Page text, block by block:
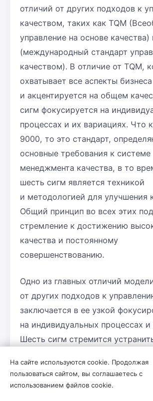
отличий от других подходов к
качеством, таких как TQM
управление на основе качества)
(международный стандарт
качеством). В отличие от TQM,
охватывает все аспекты бизнеса
и акцентируется на общем
сигм фокусируется на
процессах и их вариациях. Что
9000, то это стандарт,
основные требования к системе
менеджмента качества, в то
шесть сигм является техникой
и методологией для улучшения
Общий принцип во всех этих
стремление к достижению
качества и постоянному
совершенствованию.
Одно из главных отличий
от других подходов к
заключается в ее узкой
на индивидуальных процессах и
Шесть сигм стремится
высокого уровня качества
услуги. В то время как TQM и
На сайте используются cookie. Продолжая
пользоваться сайтом, вы соглашаетесь с
использованием файлов cookie.